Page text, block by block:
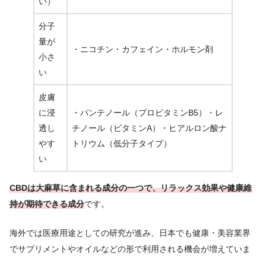
分子
量が
小さ
い
・ニコチン・カフェイン・ホルモン剤
皮膚
に浸
透し
やす
い
・パンテノール（プロビタミンB5）・レ
チノール（ビタミンA）・ヒアルロン酸ナ
トリウム（低分子タイプ）
CBDは大麻草に含まれる成分の一つで、リラックス効果や健康維
持が期待できる成分です。
海外では医療用途としての研究が進み、日本でも健康・美容業界
でサプリメントやオイルなどの形で利用される機会が増えていま